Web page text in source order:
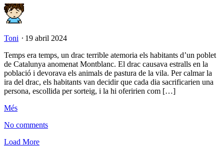
Toni ⋅ 19 abril 2024
Temps era temps, un drac terrible atemoria els habitants d’un poblet
de Catalunya anomenat Montblanc. El drac causava estralls en la
població i devorava els animals de pastura de la vila. Per calmar la
ira del drac, els habitants van decidir que cada dia sacrificarien una
persona, escollida per sorteig, i la hi oferirien com […]
Més
No comments
Load More